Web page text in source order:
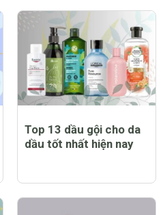
Top 13 dầu gội cho da
dầu tốt nhất hiện nay